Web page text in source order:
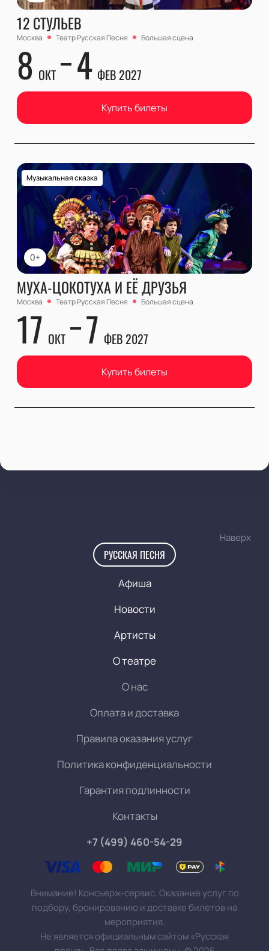
12 СТУЛЬЕВ
Москва Театр Русская Песня Большая сцена
8 ОКТ 4 ФЕВ 2027
Купить билеты
0+
Музыкальная сказка
МУХА-ЦОКОТУХА И ЕЁ ДРУЗЬЯ
Москва Театр Русская Песня Большая сцена
17 ОКТ 7 ФЕВ 2027
Купить билеты
Наверх
РУССКАЯ ПЕСНЯ
Афиша
Новости
Артисты
О театре
О нас
Оплата и доставка
Правила оказания услуг
Политика конфиденциальности
Гарантия подлинности
Контакты
+7 (499) 460-54-29
Внимание! Консьерж-сервис. Оказание услуг по
подбору, бронированию и доставке билетов на
мероприятия.
Не является официальным сайтом «Русская